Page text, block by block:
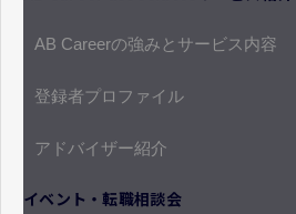
AB Careerの強みとサービス内容
登録者プロファイル
アドバイザー紹介
イベント・転職相談会